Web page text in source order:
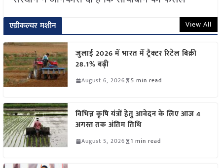
एग्रीकल्चर मशीन View All
जुलाई 2026 में भारत में ट्रैक्टर रिटेल बिक्री
28.1% बढ़ी
August 6, 2026 5 min read
विभिन्न कृषि यंत्रों हेतु आवेदन के लिए आज 4
अगस्त तक अंतिम तिथि
August 5, 2026 1 min read